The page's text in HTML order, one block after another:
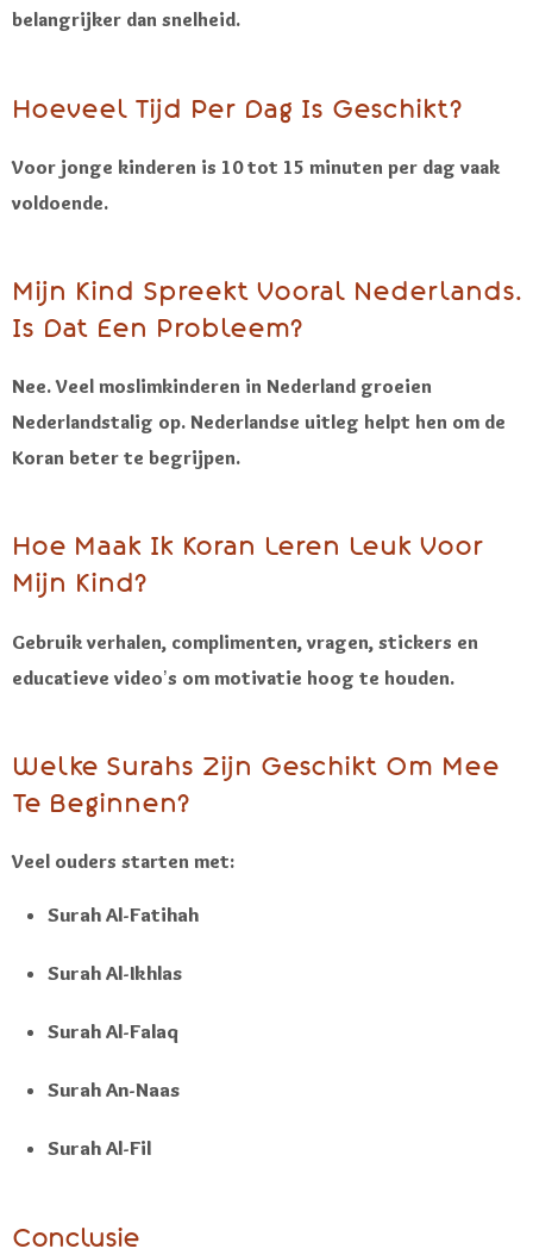
belangrijker dan snelheid.
Hoeveel Tijd Per Dag Is Geschikt?
Voor jonge kinderen is 10 tot 15 minuten per dag vaak
voldoende.
Mijn Kind Spreekt Vooral Nederlands.
Is Dat Een Probleem?
Nee. Veel moslimkinderen in Nederland groeien
Nederlandstalig op. Nederlandse uitleg helpt hen om de
Koran beter te begrijpen.
Hoe Maak Ik Koran Leren Leuk Voor
Mijn Kind?
Gebruik verhalen, complimenten, vragen, stickers en
educatieve video’s om motivatie hoog te houden.
Welke Surahs Zijn Geschikt Om Mee
Te Beginnen?
Veel ouders starten met:
Surah Al-Fatihah
Surah Al-Ikhlas
Surah Al-Falaq
Surah An-Naas
Surah Al-Fil
Conclusie